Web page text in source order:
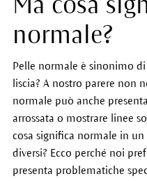
normale?
Pelle normale è sinonimo
liscia? A nostro parere non
normale può anche
arrossata o mostrare linee
cosa significa normale in
diversi? Ecco perché noi
presenta problematiche